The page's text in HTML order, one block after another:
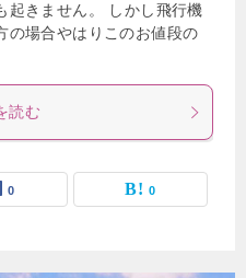
起きません。 しかし飛行機
の場合やはりこのお値段の
読む
0 0